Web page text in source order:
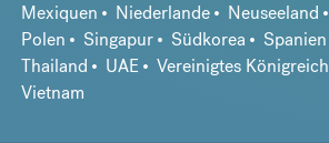
Mexiquen
Niederlande Neuseeland
Polen
Singapur Südkorea Spanien
Thailand
UAE Vereinigtes Königreich
Vietnam